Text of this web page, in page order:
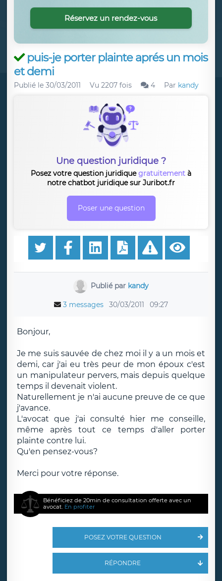
puis-je porter plainte aprés un mois
et demi
Publié le 30/03/2011 Vu 2207 fois 4 Par kandy
Une question juridique ?
Posez votre question juridiquegratuitement à
notre chatbot juridique sur Juribot.fr
Poser une question
Publié par kandy
3 messages 30/03/2011 09:27
Bonjour,
Je me suis sauvée de chez moi il y a un mois et
demi, car j'ai eu très peur de mon époux c'est
un manipulateur pervers, mais depuis quelque
temps il devenait violent.
Naturellement je n'ai aucune preuve de ce que
j'avance.
L'avocat que j'ai consulté hier me conseille,
même après tout ce temps d'aller porter
plainte contre lui.
Qu'en pensez-vous?
Merci pour votre réponse.
Bénéficiez de 20min de consultation offerte avec un
avocat. En profiter
POSEZ VOTRE QUESTION
RÉPONDRE
Réservez un rendez-vous